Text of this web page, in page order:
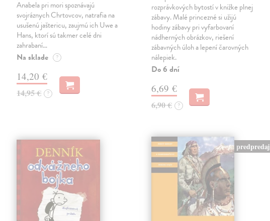
Anabela pri mori spoznávajú
svojráznych Chrtovcov, natrafia na
usušenú jaštericu, zaujmú ich Uwe a
Hans, ktorí sú takmer celé dni
zahrabaní…
Na sklade ?
14,20 €
14,95 € ?
rozprávkových bytostí v knižke plnej
zábavy. Malé princezné si užijú
hodiny zábavy pri vyfarbovaní
nádherných obrázkov, riešení
zábavných úloh a lepení čarovných
nálepiek.
Do 6 dní
6,69 €
6,90 € ?
predpredaj